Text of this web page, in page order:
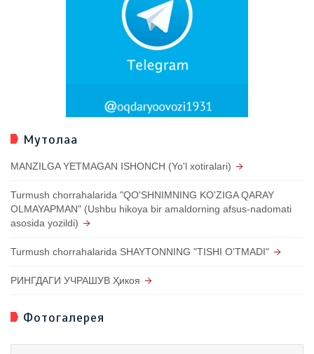
Мутолаа
MANZILGA YETMAGAN ISHONCH (Yo'l xotiralari)
Turmush chorrahalarida "QO'SHNIMNING KO'ZIGA QARAY
OLMAYAPMAN" (Ushbu hikoya bir amaldorning afsus-nadomati
asosida yozildi)
Turmush chorrahalarida SHAYTONNING "TISHI O'TMADI"
РИНГДАГИ УЧРАШУВ Ҳикоя
Фотогалерея